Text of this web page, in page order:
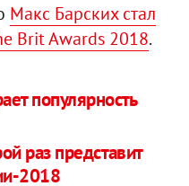
Макс Барских стал
Brit Awards 2018.
популярность
раз представит
2018